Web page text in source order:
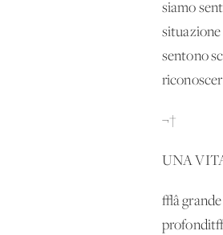
siamo
sentono
¬†
UNA
√â grande